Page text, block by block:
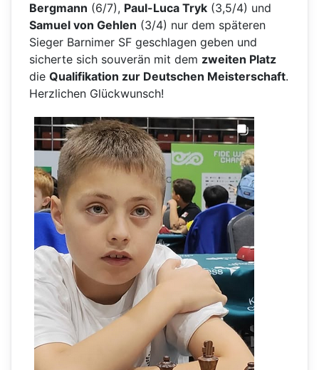
Bergmann (6/7), Paul-Luca Tryk (3,5/4) und
Samuel von Gehlen (3/4) nur dem späteren
Sieger Barnimer SF geschlagen geben und
sicherte sich souverän mit dem zweiten Platz
die Qualifikation zur Deutschen Meisterschaft.
Herzlichen Glückwunsch!